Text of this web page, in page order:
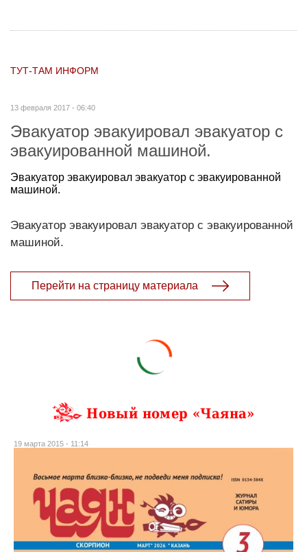
ТУТ-ТАМ ИНФОРМ
13 февраля 2017 - 06:40
Эвакуатор эвакуировал эвакуатор с
эвакуированной машиной.
Эвакуатор эвакуировал эвакуатор с эвакуированной
машиной.
Эвакуатор эвакуировал эвакуатор с эвакуированной
машиной.
Перейти на страницу материала
Новый номер «Чаяна»
19 марта 2015 - 11:14